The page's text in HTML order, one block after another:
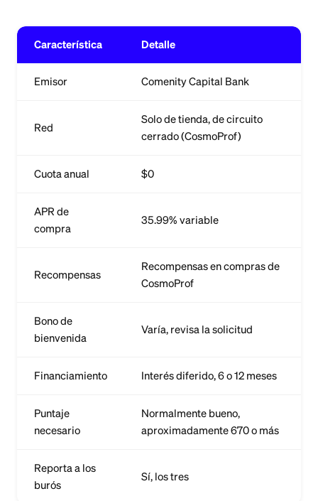
Característica Detalle
Emisor Comenity Capital Bank
Red
Solo de tienda, de circuito
cerrado (CosmoProf)
Cuota anual $0
APR de
compra
35.99% variable
Recompensas
Recompensas en compras de
CosmoProf
Bono de
bienvenida
Varía, revisa la solicitud
Financiamiento Interés diferido, 6 o 12 meses
Puntaje
necesario
Normalmente bueno,
aproximadamente 670 o más
Reporta a los
burós
Sí, los tres